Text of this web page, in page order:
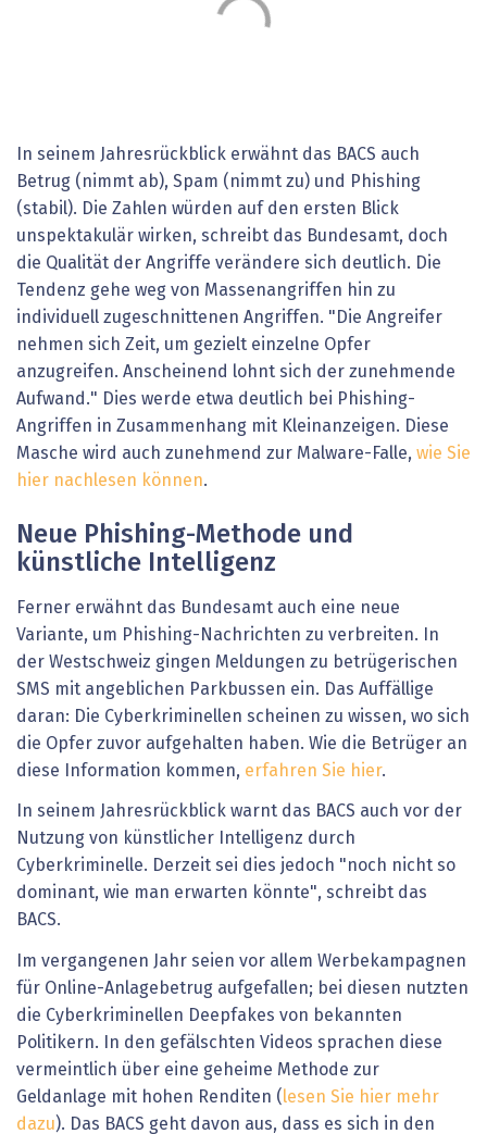
In seinem Jahresrückblick erwähnt das BACS auch
Betrug (nimmt ab), Spam (nimmt zu) und Phishing
(stabil). Die Zahlen würden auf den ersten Blick
unspektakulär wirken, schreibt das Bundesamt, doch
die Qualität der Angriffe verändere sich deutlich. Die
Tendenz gehe weg von Massenangriffen hin zu
individuell zugeschnittenen Angriffen. "Die Angreifer
nehmen sich Zeit, um gezielt einzelne Opfer
anzugreifen. Anscheinend lohnt sich der zunehmende
Aufwand." Dies werde etwa deutlich bei Phishing-
Angriffen in Zusammenhang mit Kleinanzeigen. Diese
Masche wird auch zunehmend zur Malware-Falle, wie Sie
hier nachlesen können.
Neue Phishing-Methode und
künstliche Intelligenz
Ferner erwähnt das Bundesamt auch eine neue
Variante, um Phishing-Nachrichten zu verbreiten. In
der Westschweiz gingen Meldungen zu betrügerischen
SMS mit angeblichen Parkbussen ein. Das Auffällige
daran: Die Cyberkriminellen scheinen zu wissen, wo sich
die Opfer zuvor aufgehalten haben. Wie die Betrüger an
diese Information kommen, erfahren Sie hier.
In seinem Jahresrückblick warnt das BACS auch vor der
Nutzung von künstlicher Intelligenz durch
Cyberkriminelle. Derzeit sei dies jedoch "noch nicht so
dominant, wie man erwarten könnte", schreibt das
BACS.
Im vergangenen Jahr seien vor allem Werbekampagnen
für Online-Anlagebetrug aufgefallen; bei diesen nutzten
die Cyberkriminellen Deepfakes von bekannten
Politikern. In den gefälschten Videos sprachen diese
vermeintlich über eine geheime Methode zur
Geldanlage mit hohen Renditen ( lesen Sie hier mehr
dazu). Das BACS geht davon aus, dass es sich in den